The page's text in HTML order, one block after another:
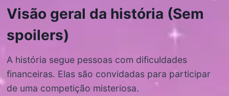
Visão geral da história (Sem
spoilers)
A história segue pessoas com dificuldades
financeiras. Elas são convidadas para participar
de uma competição misteriosa.